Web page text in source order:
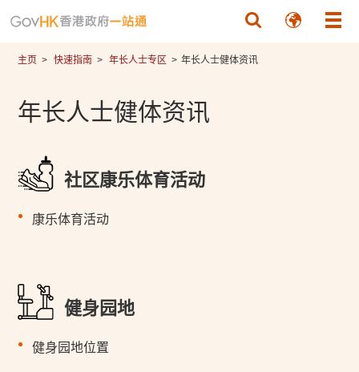
主页 快速指南 年长人士专区 年长人士健体资讯
年长人士健体资讯
社区康乐体育活动
康乐体育活动
健身园地
健身园地位置